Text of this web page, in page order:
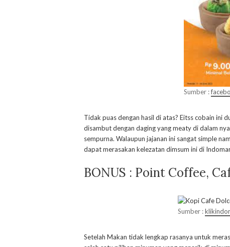
Sumber :
Tidak puas dengan hasil di atas? Eitss cobain ini
disambut dengan daging yang meaty di dalam
sempurna. Walaupun jajanan ini sangat simple
dapat merasakan kelezatan dimsum ini di
BONUS : Point Coffee,
Sumber :
Setelah Makan tidak lengkap rasanya untuk